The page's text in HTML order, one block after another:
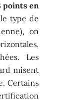
points en
type de
on
Les
misent
Certains